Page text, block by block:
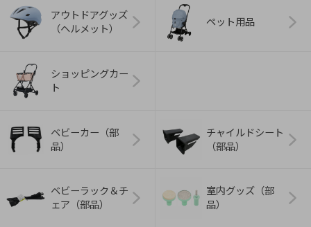
アウトドアグッズ
（ヘルメット）
ペット用品
ショッピングカー
ト
ベビーカー（部
品）
チャイルドシート
（部品）
ベビーラック＆チ
ェア（部品）
室内グッズ（部
品）